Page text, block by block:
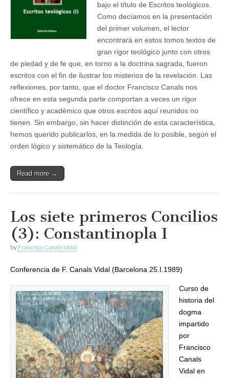
bajo el título de Escritos teológicos.
Como decíamos en la presentación
del primer volumen, el lector
encontrará en estos tomos textos de
gran rigor teológico junto con otros
de piedad y de fe que, en torno a la doctrina sagrada, fueron
escritos con el fin de ilustrar los misterios de la revelación. Las
reflexiones, por tanto, que el doctor Francisco Canals nos
ofrece en esta segunda parte comportan a veces un rigor
científico y académico que otros escritos aquí reunidos no
tienen. Sin embargo, sin hacer distinción de esta característica,
hemos querido publicarlos, en la medida de lo posible, según el
orden lógico y sistemático de la Teología.
Read more →
Los siete primeros Concilios
(3): Constantinopla I
by Francisco Canals Vidal
Conferencia de F. Canals Vidal (Barcelona 25.I.1989)
Curso de
historia del
dogma
impartido
por
Francisco
Canals
Vidal en